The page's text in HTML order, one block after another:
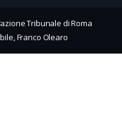
Tribunale di Roma
Franco Olearo